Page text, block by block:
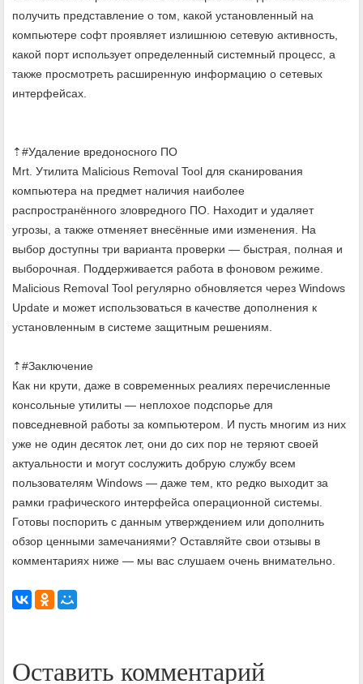
получить представление о том, какой установленный на
компьютере софт проявляет излишнюю сетевую активность,
какой порт использует определенный системный процесс, а
также просмотреть расширенную информацию о сетевых
интерфейсах.
⇡#Удаление вредоносного ПО
Mrt. Утилита Malicious Removal Tool для сканирования
компьютера на предмет наличия наиболее
распространённого зловредного ПО. Находит и удаляет
угрозы, а также отменяет внесённые ими изменения. На
выбор доступны три варианта проверки — быстрая, полная и
выборочная. Поддерживается работа в фоновом режиме.
Malicious Removal Tool регулярно обновляется через Windows
Update и может использоваться в качестве дополнения к
установленным в системе защитным решениям.
⇡#Заключение
Как ни крути, даже в современных реалиях перечисленные
консольные утилиты — неплохое подспорье для
повседневной работы за компьютером. И пусть многим из них
уже не один десяток лет, они до сих пор не теряют своей
актуальности и могут сослужить добрую службу всем
пользователям Windows — даже тем, кто редко выходит за
рамки графического интерфейса операционной системы.
Готовы поспорить с данным утверждением или дополнить
обзор ценными замечаниями? Оставляйте свои отзывы в
комментариях ниже — мы вас слушаем очень внимательно.
Оставить комментарий